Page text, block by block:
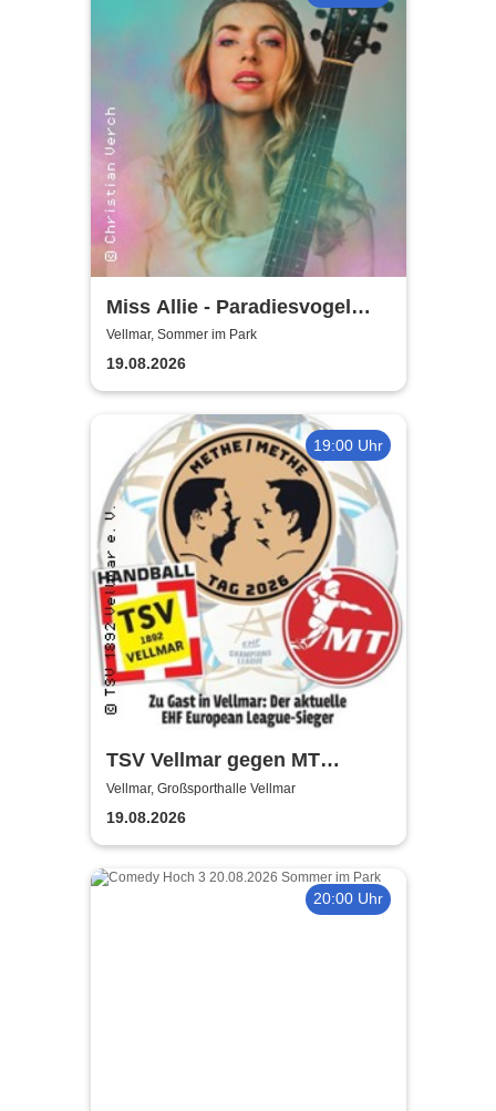
Miss Allie - Paradiesvogel
Tour
Vellmar, Sommer im Park
19.08.2026
19:00 Uhr
TSV Vellmar gegen MT
Melsungen
Vellmar, Großsporthalle Vellmar
19.08.2026
20:00 Uhr